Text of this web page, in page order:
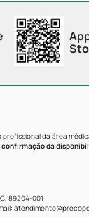
da área
da
89204-001